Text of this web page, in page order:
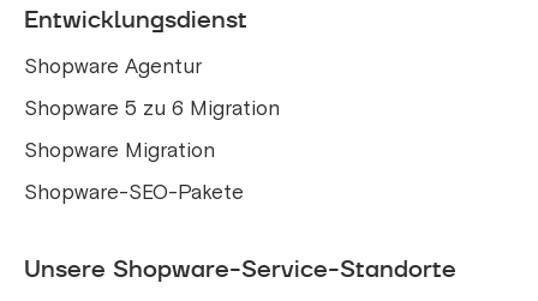
Entwicklungsdienst
Shopware Agentur
Shopware 5 zu 6 Migration
Shopware Migration
Shopware-SEO-Pakete
Unsere Shopware-Service-Standorte